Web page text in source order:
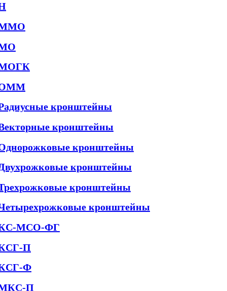
кронштейны
кронштейны
кронштейны
кронштейны
кронштейны
кронштейны
МСО-ФГ
П
Ф
П